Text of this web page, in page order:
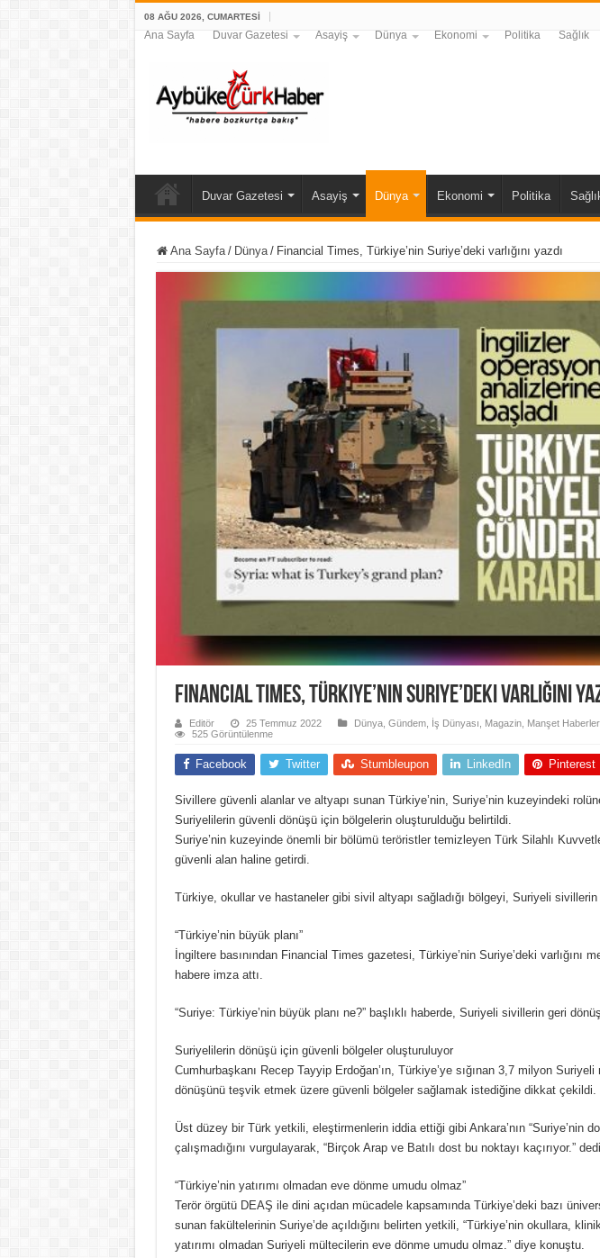
08 AĞU 2026, CUMARTESI
Ana Sayfa Duvar Gazetesi Asayiş Dünya Ekonomi Politika Sağlık
Duvar Gazetesi Asayiş Dünya Ekonomi Politika
Ana Sayfa / Dünya / Financial Times, Türkiye’nin Suriye’deki varlığını yazdı
Financial Times, Türkiye’nin Suriye’deki varlığını
Editör 25 Temmuz 2022 Dünya, Gündem, İş Dünyası Magazin, Manşet
525 Görüntülenme
Facebook Twitter Stumbleupon LinkedIn Pinterest
Sivillere güvenli alanlar ve altyapı sunan Türkiye’nin, Suriye’nin kuzeyindeki
Suriyelilerin güvenli dönüşü için bölgelerin oluşturulduğu belirtildi.
Suriye’nin kuzeyinde önemli bir bölümü teröristler temizleyen Türk Silahlı
güvenli alan haline getirdi.
Türkiye, okullar ve hastaneler gibi sivil altyapı sağladığı bölgeyi, Suriyeli sivillerin
“Türkiye’nin büyük planı”
İngiltere basınından Financial Times gazetesi, Türkiye’nin Suriye’deki varlığını
habere imza attı.
“Suriye: Türkiye’nin büyük planı ne?” başlıklı haberde, Suriyeli sivillerin geri
Suriyelilerin dönüşü için güvenli bölgeler oluşturuluyor
Cumhurbaşkanı Recep Tayyip Erdoğan’ın, Türkiye’ye sığınan 3,7 milyon
dönüşünü teşvik etmek üzere güvenli bölgeler sağlamak istediğine dikkat çekildi.
Üst düzey bir Türk yetkili, eleştirmenlerin iddia ettiği gibi Ankara’nın “Suriye’nin
çalışmadığını vurgulayarak, “Birçok Arap ve Batılı dost bu noktayı kaçırıyor.” dedi.
“Türkiye’nin yatırımı olmadan eve dönme umudu olmaz”
Terör örgütü DEAŞ ile dini açıdan mücadele kapsamında Türkiye’deki bazı
sunan fakültelerinin Suriye’de açıldığını belirten yetkili, “Türkiye’nin okullara,
yatırımı olmadan Suriyeli mültecilerin eve dönme umudu olmaz.” diye konuştu.